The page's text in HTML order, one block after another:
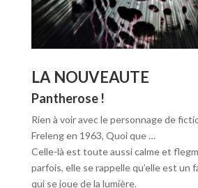
LA NOUVEAUTE
Pantherose !
Rien à voir avec le personnage de
Freleng en 1963, Quoi que …
Celle-là est toute aussi calme et
parfois, elle se rappelle qu’elle est un
qui se joue de la lumière.